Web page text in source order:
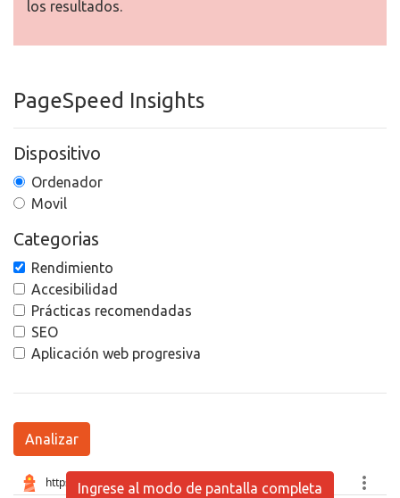
los resultados.
PageSpeed Insights
Dispositivo
Ordenador
Movil
Categorias
Rendimiento
Accesibilidad
Prácticas recomendadas
SEO
Aplicación web progresiva
Analizar
Ingrese al modo de pantalla completa